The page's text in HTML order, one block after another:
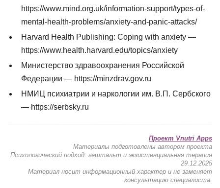
https://www.mind.org.uk/information-support/types-of-
mental-health-problems/anxiety-and-panic-attacks/
Harvard Health Publishing: Coping with anxiety —
https://www.health.harvard.edu/topics/anxiety
Министерство здравоохранения Российской
Федерации — https://minzdrav.gov.ru
НМИЦ психиатрии и наркологии им. В.П. Сербского
— https://serbsky.ru
Проект Vnutri Apps
Материалы подготовлены автором проекта
Психологический подход: гештальт и экзистенциальная терапия
29.12.2025
Материал носит информационный характер и не заменяет
консультацию специалиста.